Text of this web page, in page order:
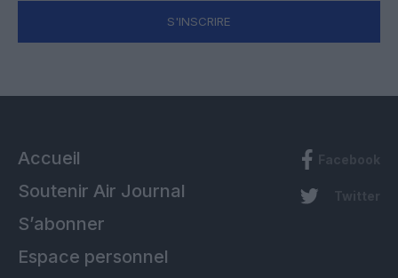
S'INSCRIRE
Accueil
Soutenir Air Journal
S’abonner
Espace personnel